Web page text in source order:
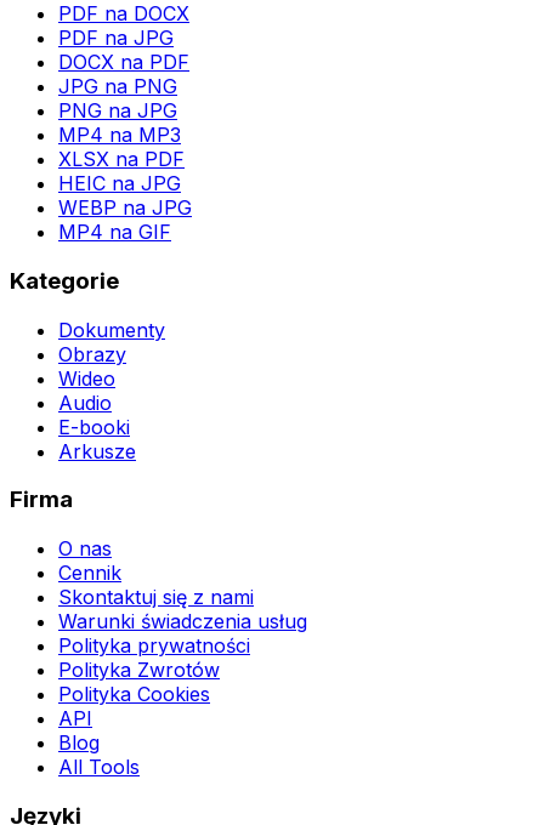
PDF na DOCX
PDF na JPG
DOCX na PDF
JPG na PNG
PNG na JPG
MP4 na MP3
XLSX na PDF
HEIC na JPG
WEBP na JPG
MP4 na GIF
Kategorie
Dokumenty
Obrazy
Wideo
Audio
E-booki
Arkusze
Firma
O nas
Cennik
Skontaktuj się z nami
Warunki świadczenia usług
Polityka prywatności
Polityka Zwrotów
Polityka Cookies
API
Blog
All Tools
Języki